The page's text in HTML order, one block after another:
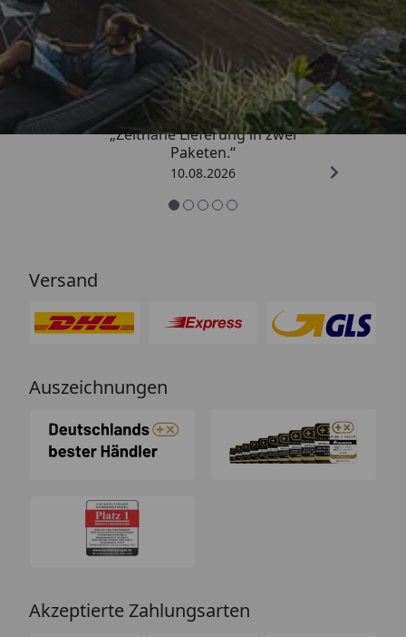
Trusted Shops
4,81/ 5
„Zeitnahe Lieferung in zwei
Paketen.“
10.08.2026
Versand
Auszeichnungen
Akzeptierte Zahlungsarten